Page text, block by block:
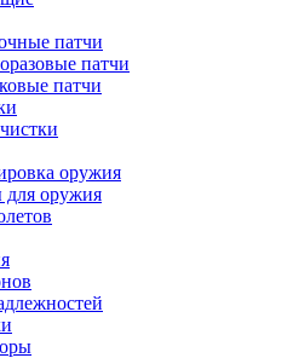
патчи
патчи
патчи
оружия
оружия